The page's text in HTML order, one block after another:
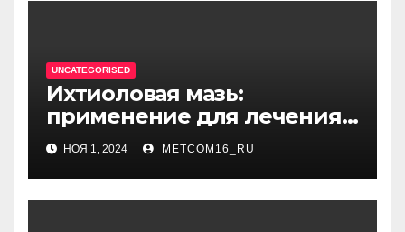
UNCATEGORISED
Ихтиоловая мазь:
применение для лечения
фурункулов
НОЯ 1, 2024 METCOM16_RU